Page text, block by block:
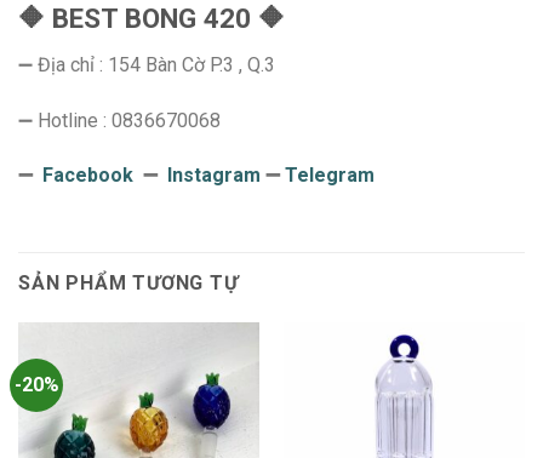
🔶 BEST BONG 420 🔶
➖ Địa chỉ : 154 Bàn Cờ P.3 , Q.3
➖ Hotline : 0836670068
➖ Facebook ➖ Instagram ➖Telegram
SẢN PHẨM TƯƠNG TỰ
-20%